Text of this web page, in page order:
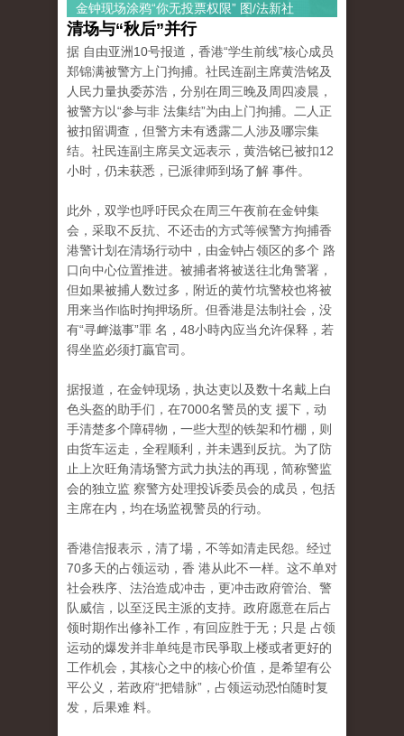
金钟现场涂鸦“你无投票权限” 图/法新社
清场与“秋后”并行
据 自由亚洲10号报道，香港“学生前线”核心成员
郑锦满被警方上门拘捕。社民连副主席黄浩铭及
人民力量执委苏浩，分别在周三晚及周四凌晨，
被警方以“参与非 法集结”为由上门拘捕。二人正
被扣留调查，但警方未有透露二人涉及哪宗集
结。社民连副主席吴文远表示，黄浩铭已被扣12
小时，仍未获悉，已派律师到场了解 事件。
此外，双学也呼吁民众在周三午夜前在金钟集
会，采取不反抗、不还击的方式等候警方拘捕香
港警计划在清场行动中，由金钟占领区的多个 路
口向中心位置推进。被捕者将被送往北角警署，
但如果被捕人数过多，附近的黄竹坑警校也将被
用来当作临时拘押场所。但香港是法制社会，没
有“寻衅滋事”罪 名，48小時內应当允许保释，若
得坐监必须打贏官司。
据报道，在金钟现场，执达吏以及数十名戴上白
色头盔的助手们，在7000名警员的支 援下，动
手清楚多个障碍物，一些大型的铁架和竹棚，则
由货车运走，全程顺利，并未遇到反抗。为了防
止上次旺角清场警方武力执法的再现，简称警监
会的独立监 察警方处理投诉委员会的成员，包括
主席在内，均在场监视警员的行动。
香港信报表示，清了場，不等如清走民怨。经过
70多天的占领运动，香 港从此不一样。这不单对
社会秩序、法治造成冲击，更冲击政府管治、警
队威信，以至泛民主派的支持。政府愿意在后占
领时期作出修补工作，有回应胜于无；只是 占领
运动的爆发并非单纯是市民爭取上楼或者更好的
工作机会，其核心之中的核心价值，是希望有公
平公义，若政府“把错脉”，占领运动恐怕随时复
发，后果难 料。